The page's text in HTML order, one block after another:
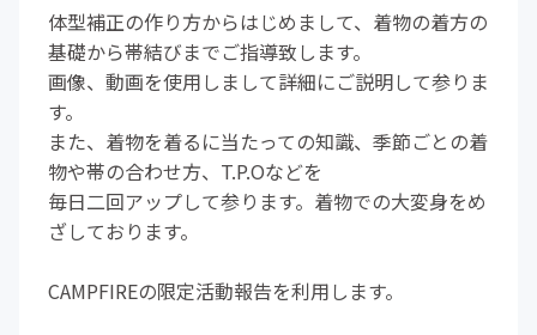
体型補正の作り方からはじめまして、着物の着方の
基礎から帯結びまでご指導致します。
画像、動画を使用しまして詳細にご説明して参りま
す。
また、着物を着るに当たっての知識、季節ごとの着
物や帯の合わせ方、T.P.Oなどを
毎日二回アップして参ります。着物での大変身をめ
ざしております。
CAMPFIREの限定活動報告を利用します。